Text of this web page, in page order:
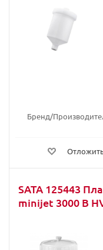
Бренд/
SATA 125443
minijet 3000 B